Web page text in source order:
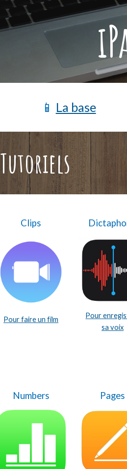
Skip to main content
📱 La base
Tutoriels
Clips
Pour faire un film
Pour
sa voix
Numbers Pages